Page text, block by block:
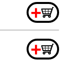
+
+